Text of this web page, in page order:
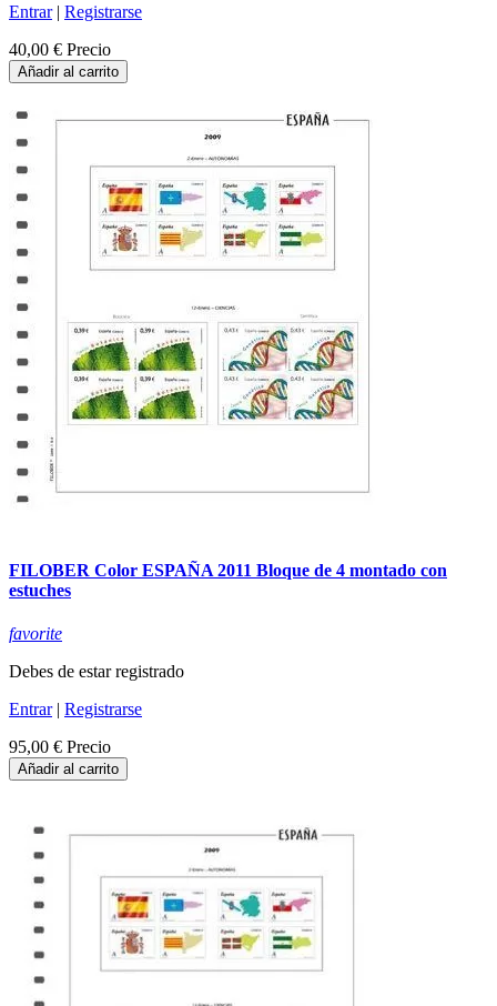
Entrar| Registrarse
40,00 € Precio
Añadir al carrito
FILOBER Color ESPAÑA 2011 Bloque de 4 montado con
estuches
favorite
Debes de estar registrado
Entrar| Registrarse
95,00 € Precio
Añadir al carrito